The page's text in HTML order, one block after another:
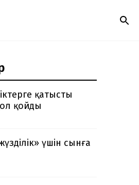
қатысты
қойды
үшін сынға